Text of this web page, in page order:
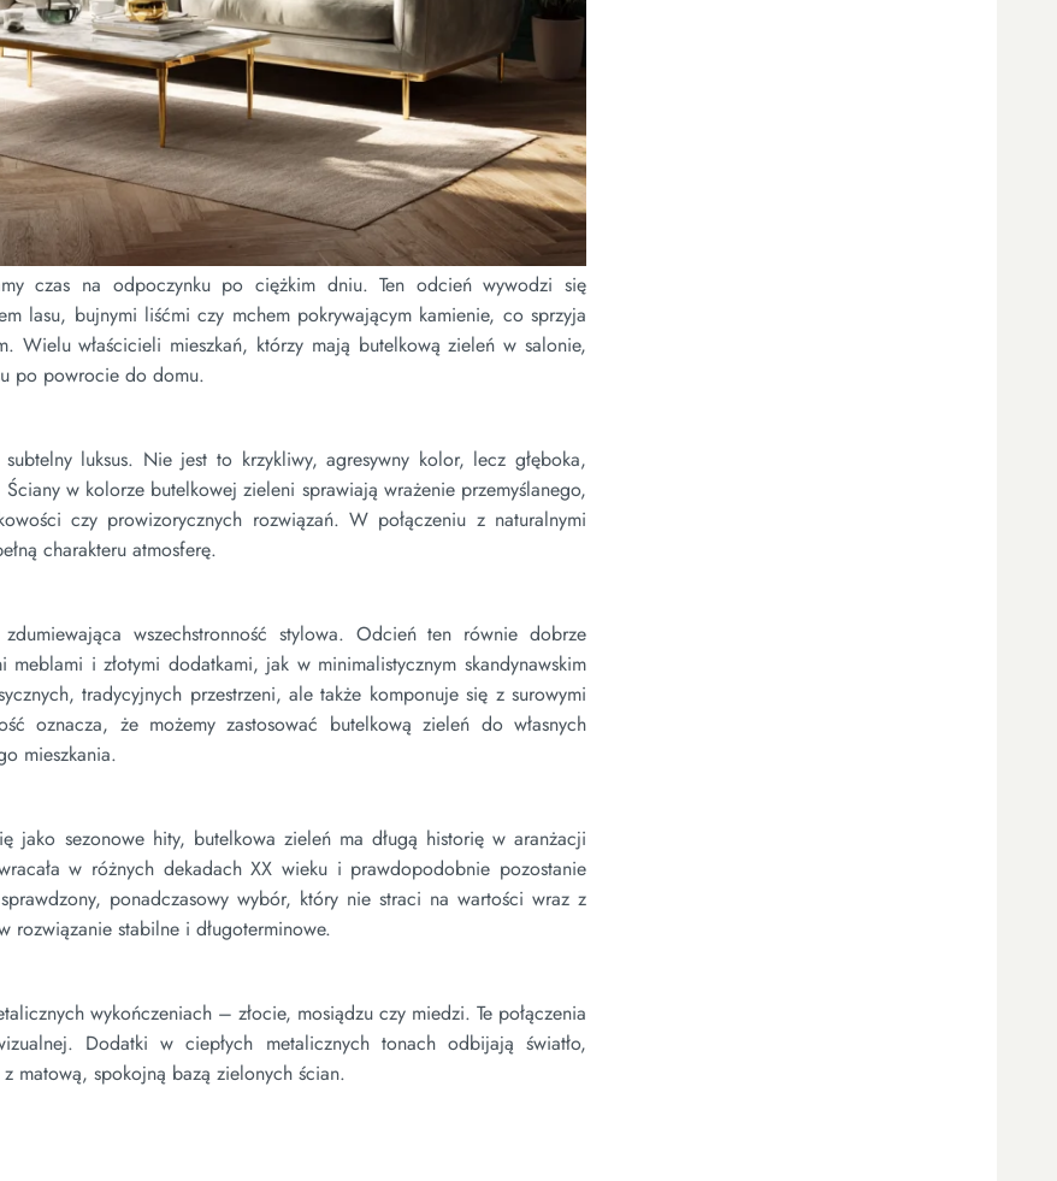
czas na odpoczynku po ciężkim dniu. Ten odcień wywodzi się
lasu, bujnymi liśćmi czy mchem pokrywającym kamienie, co sprzyja
Wielu właścicieli mieszkań, którzy mają butelkową zieleń w salonie,
po powrocie do domu.
luksus. Nie jest to krzykliwy, agresywny kolor, lecz głęboka,
w kolorze butelkowej zieleni sprawiają wrażenie przemyślanego,
czy prowizorycznych rozwiązań. W połączeniu z naturalnymi
charakteru atmosferę.
wszechstronność stylowa. Odcień ten równie dobrze
i złotymi dodatkami, jak w minimalistycznym skandynawskim
tradycyjnych przestrzeni, ale także komponuje się z surowymi
oznacza, że możemy zastosować butelkową zieleń do własnych
mieszkania.
sezonowe hity, butelkowa zieleń ma długą historię w aranżacji
w różnych dekadach XX wieku i prawdopodobnie pozostanie
ponadczasowy wybór, który nie straci na wartości wraz z
rozwiązanie stabilne i długoterminowe.
wykończeniach – złocie, mosiądzu czy miedzi. Te połączenia
Dodatki w ciepłych metalicznych tonach odbijają światło,
matową, spokojną bazą zielonych ścian.